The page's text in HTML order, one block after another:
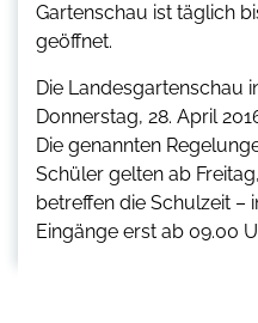
Gartenschau ist täglich
geöffnet.
Die Landesgartenschau
Donnerstag, 28. April
Die genannten
Schüler gelten ab
betreffen die Schulzeit –
Eingänge erst ab 09.00